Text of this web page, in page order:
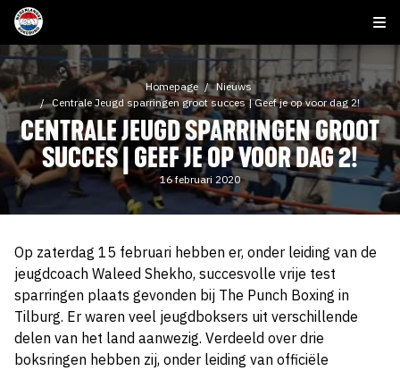
Homepage
Nieuws
Centrale Jeugd sparringen groot succes | Geef je op voor dag 2!
CENTRALE JEUGD SPARRINGEN GROOT
SUCCES | GEEF JE OP VOOR DAG 2!
16 februari 2020
Op zaterdag 15 februari hebben er, onder leiding van de
jeugdcoach Waleed Shekho, succesvolle vrije test
sparringen plaats gevonden bij The Punch Boxing in
Tilburg. Er waren veel jeugdboksers uit verschillende
delen van het land aanwezig. Verdeeld over drie
boksringen hebben zij, onder leiding van officiële